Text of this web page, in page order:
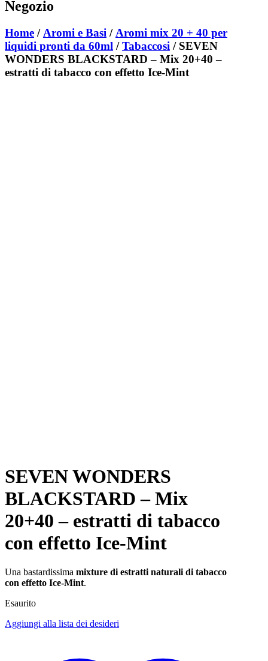
Negozio
Home / Aromi e Basi / Aromi mix 20 + 40 per
liquidi pronti da 60ml /Tabaccosi / SEVEN
WONDERS BLACKSTARD – Mix 20+40 –
estratti di tabacco con effetto Ice-Mint
SEVEN WONDERS
BLACKSTARD – Mix
20+40 – estratti di tabacco
con effetto Ice-Mint
Una bastardissima mixture di estratti naturali di tabacco
con effetto Ice-Mint.
Esaurito
Aggiungi alla lista dei desideri